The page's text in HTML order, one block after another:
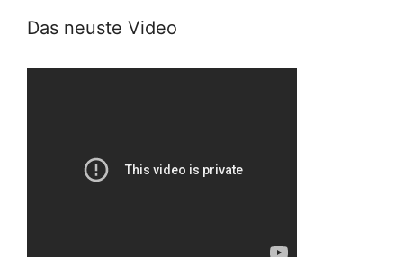
Das neuste Video